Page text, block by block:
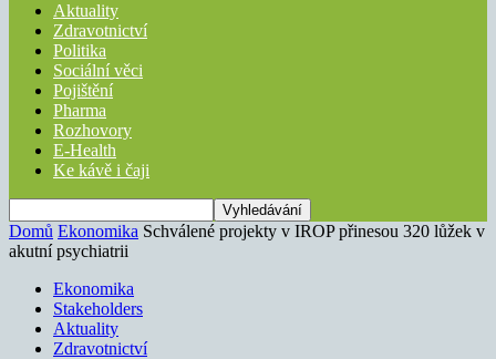
Aktuality
Zdravotnictví
Politika
Sociální věci
Pojištění
Pharma
Rozhovory
E-Health
Ke kávě i čaji
Domů Ekonomika Schválené projekty v IROP přinesou 320 lůžek v
akutní psychiatrii
Ekonomika
Stakeholders
Aktuality
Zdravotnictví